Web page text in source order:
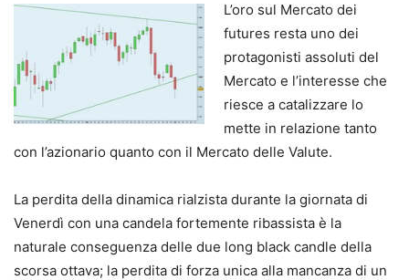
L’oro sul Mercato dei
futures resta uno dei
protagonisti assoluti del
Mercato e l’interesse che
riesce a catalizzare lo
mette in relazione tanto
con l’azionario quanto con il Mercato delle Valute.
La perdita della dinamica rialzista durante la giornata di
Venerdì con una candela fortemente ribassista è la
naturale conseguenza delle due long black candle della
scorsa ottava; la perdita di forza unica alla mancanza di un